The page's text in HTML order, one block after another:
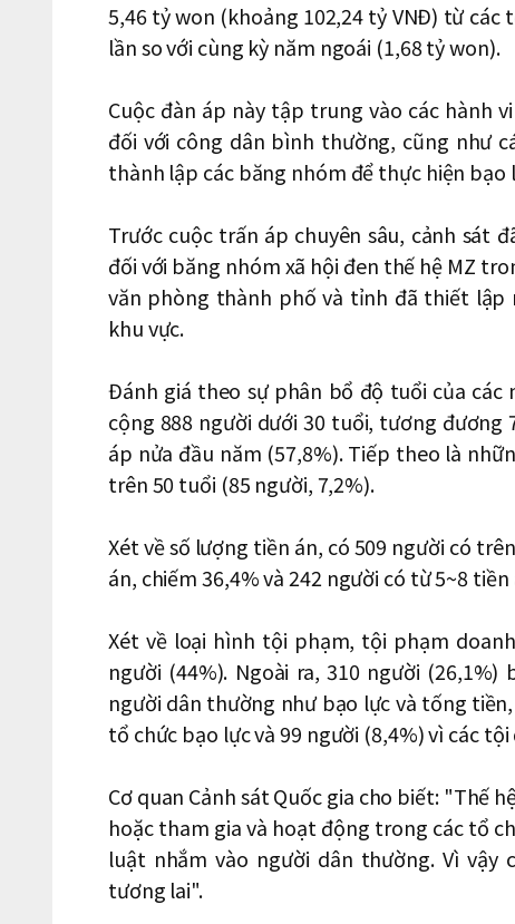
5,46 tỷ won (khoảng 102,24 tỷ VNĐ) từ
lần so với cùng kỳ năm ngoái (1,68 tỷ won).
Cuộc đàn áp này tập trung vào các hành
đối với công dân bình thường, cũng như
thành lập các băng nhóm để thực hiện bạo
Trước cuộc trấn áp chuyên sâu, cảnh sát
đối với băng nhóm xã hội đen thế hệ MZ
văn phòng thành phố và tỉnh đã thiết
khu vực.
Đánh giá theo sự phân bổ độ tuổi của
cộng 888 người dưới 30 tuổi, tương
áp nửa đầu năm (57,8%). Tiếp theo là
trên 50 tuổi (85 người, 7,2%).
Xét về số lượng tiền án, có 509 người có
án, chiếm 36,4% và 242 người có từ 5~8
Xét về loại hình tội phạm, tội phạm
người (44%). Ngoài ra, 310 người
người dân thường như bạo lực và tống
tổ chức bạo lực và 99 người (8,4%) vì các
Cơ quan Cảnh sát Quốc gia cho biết: "Thế
hoặc tham gia và hoạt động trong các tổ
luật nhắm vào người dân thường. Vì
tương lai".